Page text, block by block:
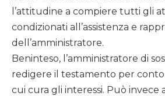
l’attitudine a compiere tutti gli
condizionati all’assistenza e
dell’amministratore.
Beninteso, l’amministratore di
redigere il testamento per
cui cura gli interessi. Può invece